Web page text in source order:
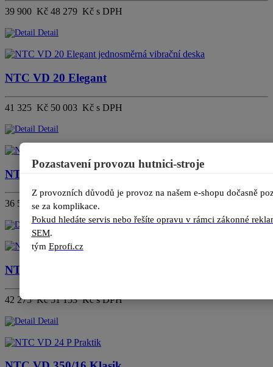
39 900 Kč 48 279 Kč s DPH
Detail
NTC VD 20 Elegant
41 325 Kč 50 003 Kč s DPH
Detail
NTC VD 20 P Praktik
36 575 Kč 44 256 Kč s DPH
Detail
NTC VD 24 Elegant
42 275 Kč51 153 Kč s DPH
Detail
Pozastavení provozu hutnici-stroje
Z provozních důvodů je provoz na našem e-shopu dočasně
se za komplikace.
Pokud hledáte servis nebo řešíte opravu v rámci zákonné
SEM.
tým Eprofi.cz